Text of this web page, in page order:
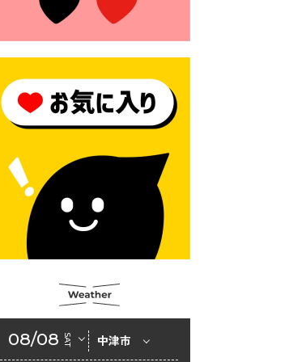
2026年6月23日 （一財）豊前
市佐野・則尾育英会奨学生募
2026年6月18日 セアカゴケグ
モにご注意ください！
ェルターの指定
2026年6月10日 令和８年経済
センサス-活動調査
2026年6月9日 令和８年第３
回定例会「一般質問一覧表」
2026年6月5日 新婚世帯の家
2026年6月2日 戸籍に氏名の
振り仮名が記載されます
08/08 SAT 中津市